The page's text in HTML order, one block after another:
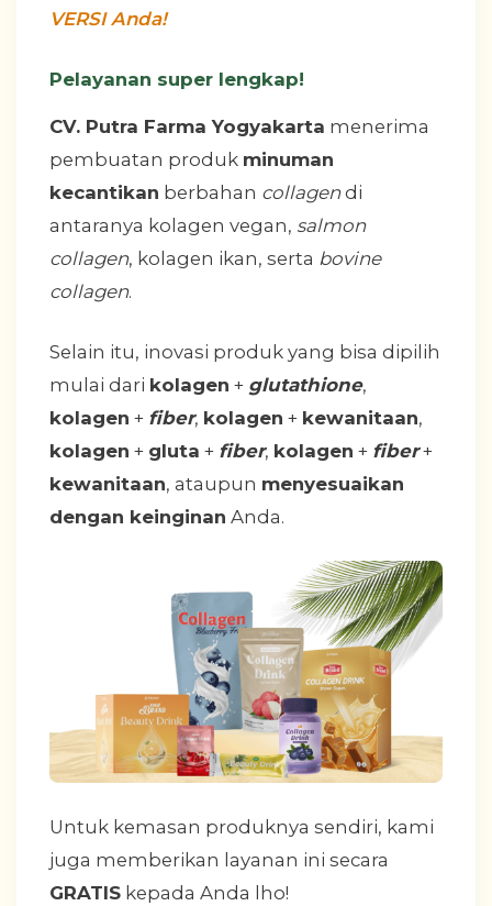
VERSI Anda!
Pelayanan super lengkap!
CV. Putra Farma Yogyakarta menerima
pembuatan produk minuman
kecantikan berbahan collagendi
antaranya kolagen vegan, salmon
collagen, kolagen ikan, serta bovine
collagen.
Selain itu, inovasi produk yang bisa dipilih
mulai dari kolagen + glutathione,
kolagen + fiber, kolagen + kewanitaan,
kolagen + gluta + fiber, kolagen + fiber+
kewanitaan, ataupun menyesuaikan
dengan keinginan Anda.
Untuk kemasan produknya sendiri, kami
juga memberikan layanan ini secara
GRATIS kepada Anda lho!